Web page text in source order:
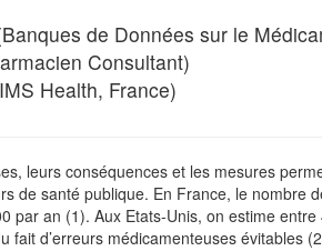
de Données sur le
Consultant)
Health, France)
leurs conséquences et les mesures
de santé publique. En France, le nombre
par an (1). Aux Etats-Unis, on estime
fait d’erreurs médicamenteuses évitables